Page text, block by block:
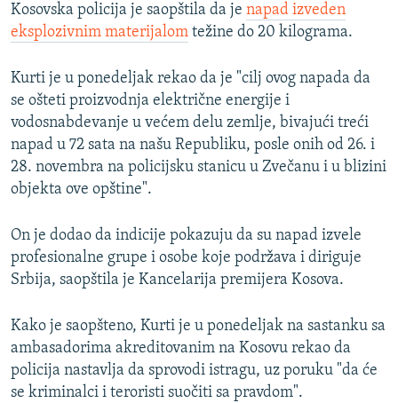
Kosovska policija je saopštila da je napad izveden
eksplozivnim materijalom težine do 20 kilograma.
Kurti je u ponedeljak rekao da je "cilj ovog napada da
se ošteti proizvodnja električne energije i
vodosnabdevanje u većem delu zemlje, bivajući treći
napad u 72 sata na našu Republiku, posle onih od 26. i
28. novembra na policijsku stanicu u Zvečanu i u blizini
objekta ove opštine".
On je dodao da indicije pokazuju da su napad izvele
profesionalne grupe i osobe koje podržava i diriguje
Srbija, saopštila je Kancelarija premijera Kosova.
Kako je saopšteno, Kurti je u ponedeljak na sastanku sa
ambasadorima akreditovanim na Kosovu rekao da
policija nastavlja da sprovodi istragu, uz poruku "da će
se kriminalci i teroristi suočiti sa pravdom".